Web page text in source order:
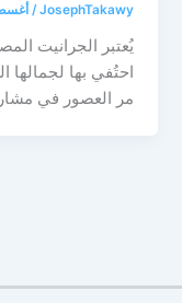
JosephTakawy
/أغسطس
يُعتبر الجرانيت
احتُفي بها لجمالها
مر العصور في